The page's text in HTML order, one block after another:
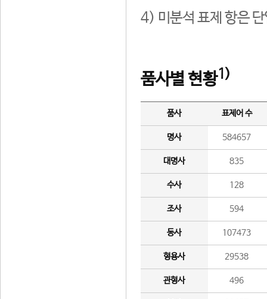
4) 미분석 표제 항은
품사별 현황1)
품사 표제어 수
명사 584657
대명사 835
수사 128
조사 594
동사 107473
형용사 29538
관형사 496